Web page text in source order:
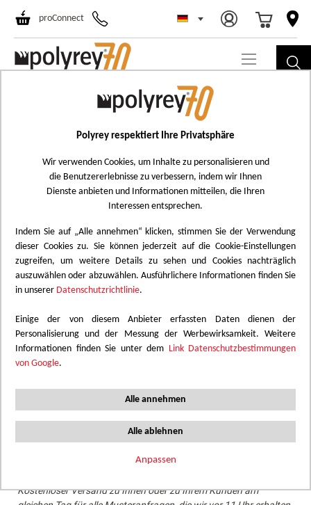
Polyrey respektiert Ihre Privatsphäre
Wir verwenden Cookies, um Inhalte zu personalisieren und
die Benutzererlebnisse zu verbessern, indem wir Ihnen
Dienste anbieten und Informationen mitteilen, die Ihren
Interessen entsprechen.
Indem Sie auf „Alle annehmen“ klicken, stimmen Sie der Verwendung
dieser Cookies zu. Sie können jederzeit auf die Cookie-Einstellungen
zugreifen, um weitere Details zu sehen und Cookies nachträglich
auszuwählen oder abzuwählen. Ausführlichere Informationen finden Sie
in unserer Datenschutzrichtlinie.
Einige der von diesem Anbieter erfassten Daten dienen der
Personalisierung und der Messung der Werbewirksamkeit. Weitere
Informationen finden Sie unter dem Link Datenschutzbestimmungen
von Google.
Alle annehmen
Alle ablehnen
Anpassen
proConnect
Select Store
Ein helles Beige mit warmen und leicht rosigen Nuancen,
das eine sanfte und natürliche Atmosphäre schafft, ideal
für beruhigende und zeitgemäße Räume.
Kostenloser Versand zu Ihnen oder zu Ihrem Kunden am
Add
to
Wish
List
Wir empfehlen eine Überprüfung des gewünschten Farbtons
the
of
gallery